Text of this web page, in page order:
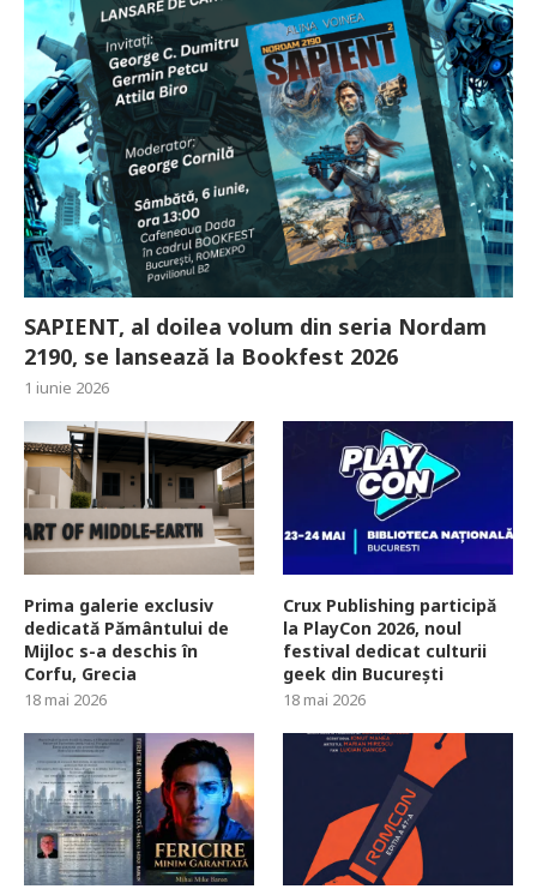
SAPIENT, al doilea volum din seria Nordam
2190, se lansează la Bookfest 2026
1 iunie 2026
Prima galerie exclusiv
dedicată Pământului de
Mijloc s-a deschis în
Corfu, Grecia
18 mai 2026
Crux Publishing participă
la PlayCon 2026, noul
festival dedicat culturii
geek din București
18 mai 2026